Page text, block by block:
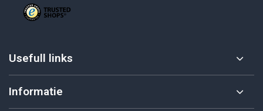
Usefull links
Informatie